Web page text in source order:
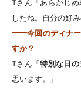
Tさん「あらかじ
したね。自分の好
━━今回のディナー
すか？
Tさん「特別な日
思います。」